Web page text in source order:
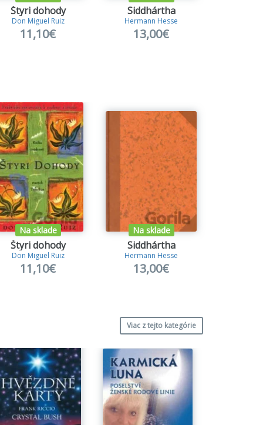
Štyri dohody
Don Miguel Ruiz
11,10€
Siddhártha
Hermann Hesse
13,00€
Na sklade
Štyri dohody
Don Miguel Ruiz
11,10€
Na sklade
Siddhártha
Hermann Hesse
13,00€
Viac z tejto kategórie